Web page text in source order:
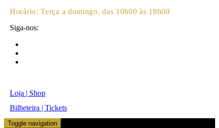
Horário:Terça a domingo, das 10h00 às 18h00
Siga-nos:
Loja | Shop
Bilheteira | Tickets
Toggle navigation